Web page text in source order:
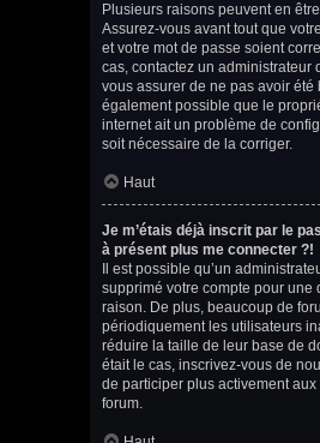
Plusieurs raisons peuvent en
Assurez-vous avant tout que
et votre mot de passe soient
cas, contactez un administrateur
vous assurer de ne pas avoir été
également possible que le
internet ait un problème de
soit nécessaire de la corriger.
Haut
Je m’étais déjà inscrit par le
à présent plus me connecter ?!
Il est possible qu’un
supprimé votre compte pour une
raison. De plus, beaucoup de
périodiquement les utilisateurs
réduire la taille de leur base de
était le cas, inscrivez-vous de
de participer plus activement
forum.